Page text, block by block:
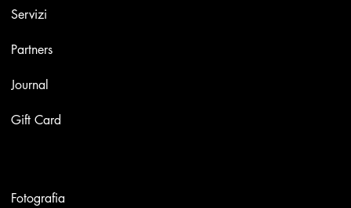
Servizi
Partners
Journal
Gift Card
Fotografia